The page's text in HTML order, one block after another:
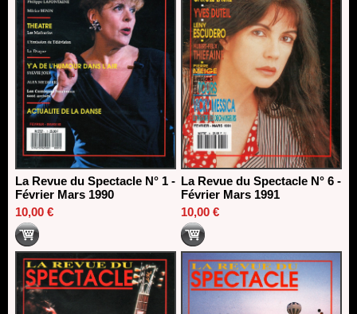
La Revue du Spectacle N° 1 -
Février Mars 1990
10,00 €
La Revue du Spectacle N° 6 -
Février Mars 1991
10,00 €